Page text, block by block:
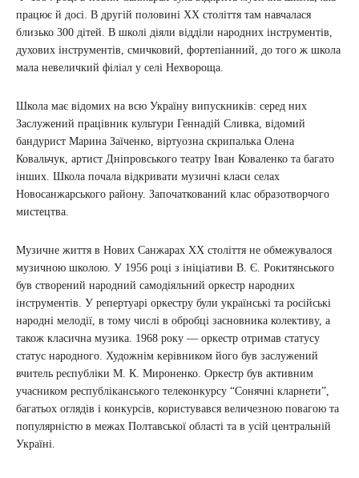
працює й досі. В другій половині ХХ століття там навчалася
близько 300 дітей. В школі діяли відділи народних інструментів,
духових інструментів, смичковий, фортепіанний, до того ж школа
мала невеличкий філіал у селі Нехвороща.
Школа має відомих на всю Україну випускників: серед них
Заслужений працівник культури Геннадій Сливка, відомий
бандурист Марина Заїченко, віртуозна скрипалька Олена
Ковальчук, артист Дніпровського театру Іван Коваленко та багато
інших. Школа почала відкривати музичні класи селах
Новосанжарського району. Започаткований клас образотворчого
мистецтва.
Музичне життя в Нових Санжарах ХХ століття не обмежувалося
музичною школою. У 1956 році з ініціативи В. Є. Рокитянського
був створений народний самодіяльний оркестр народних
інструментів. У репертуарі оркестру були українські та російські
народні мелодії, в тому числі в обробці засновника колективу, а
також класична музика. 1968 року — оркестр отримав статусу
статус народного. Художнім керівником його був заслужений
вчитель республіки М. К. Мироненко. Оркестр був активним
учасником республіканського телеконкурсу “Сонячні кларнети”,
багатьох оглядів і конкурсів, користувався величезною повагою та
популярністю в межах Полтавської області та в усій центральній
Україні.